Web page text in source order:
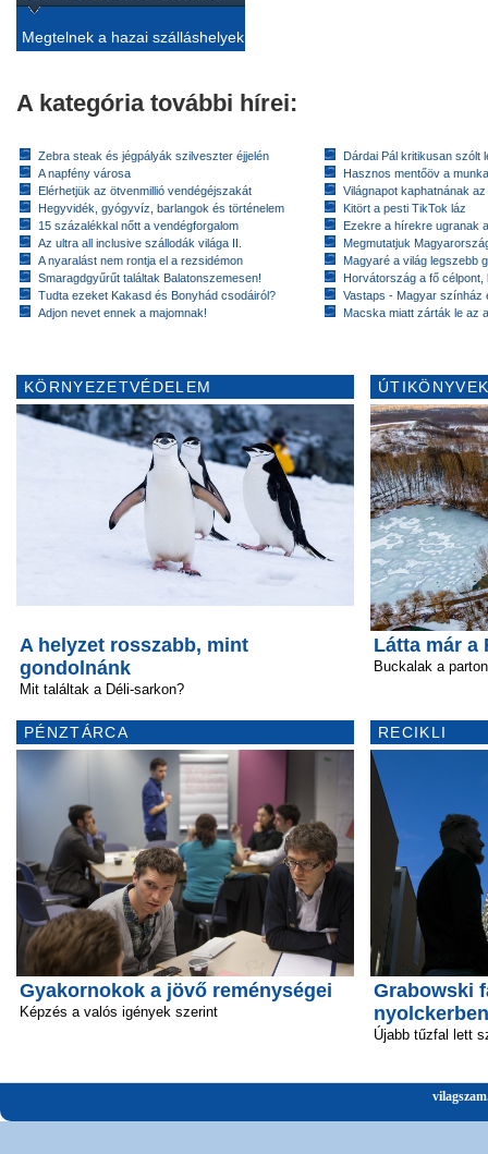
​Megtelnek a hazai szálláshelyek
A kategória további hírei:
Zebra steak és jégpályák szilveszter éjjelén
A napfény városa
Elérhetjük az ötvenmillió vendégéjszakát
Hegyvidék, gyógyvíz, barlangok és történelem
15 százalékkal nőtt a vendégforgalom
Az ultra all inclusive szállodák világa II.
A nyaralást nem rontja el a rezsidémon
Smaragdgyűrűt találtak Balatonszemesen!
Tudta ezeket Kakasd és Bonyhád csodáiról?
Adjon nevet ennek a majomnak!
Dárdai Pál kritikusan szólt
Hasznos mentőöv a
Világnapot kaphatnának
Kitört a pesti TikTok láz
Ezekre a hírekre ugranak
Megmutatjuk
Magyaré a világ legszebb
Horvátország a fő célpont,
Vastaps - Magyar színház
Macska miatt zárták le az
KÖRNYEZETVÉDELEM
A helyzet rosszabb, mint
gondolnánk
Mit találtak a Déli-sarkon?
PÉNZTÁRCA
Gyakornokok a jövő reménységei
Képzés a valós igények szerint
Látta már a
Buckalak a parton
RECIKLI
Grabowski
nyolckerben
Újabb tűzfal lett